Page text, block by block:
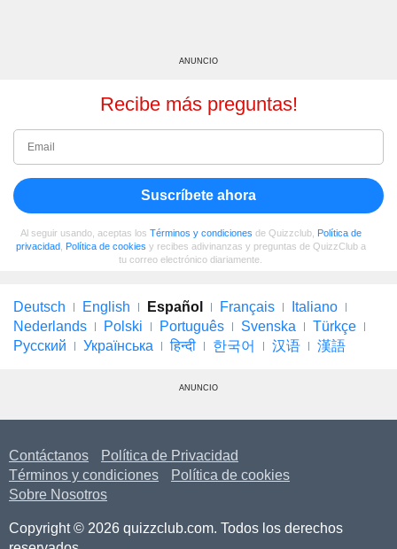
ANUNCIO
Recibe más preguntas!
Suscríbete ahora
Al seguir usando, aceptas los Términos y condiciones de Quizzclub, Política de
privacidad, Política de cookies y recibes adivinanzas y preguntas de QuizzClub a
tu correo electrónico diariamente.
Deutsch English Español Français
Italiano
Nederlands
Polski Português Svenska
Türkçe
Русский
Українська हिन्दी 한국어 汉语 漢語
ANUNCIO
Contáctanos
Política de Privacidad
Términos y condiciones
Política de cookies
Sobre Nosotros
Copyright © 2026 quizzclub.com. Todos los derechos